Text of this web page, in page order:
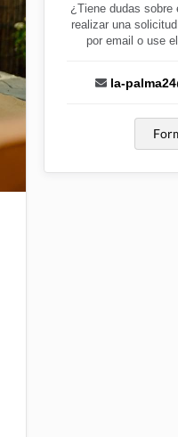
¿Tiene dudas sobre
realizar una
por email o use
la-